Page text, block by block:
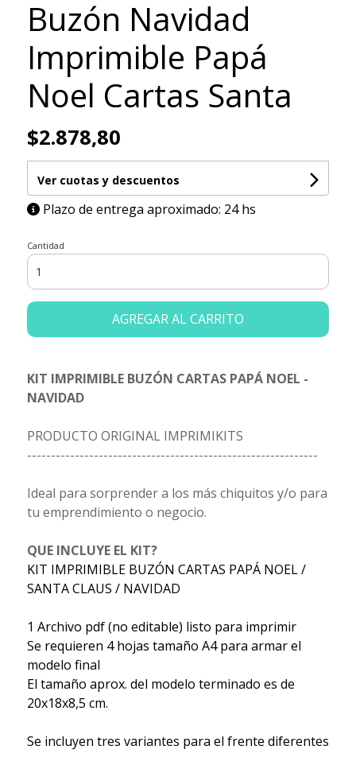
Buzón Navidad
Imprimible Papá
Noel Cartas Santa
$2.878,80
Ver cuotas y descuentos
Plazo de entrega aproximado: 24 hs
Cantidad
AGREGAR AL CARRITO
KIT IMPRIMIBLE BUZÓN CARTAS PAPÁ NOEL -
NAVIDAD
PRODUCTO ORIGINAL IMPRIMIKITS
-------------------------------------------------------------
Ideal para sorprender a los más chiquitos y/o para
tu emprendimiento o negocio.
QUE INCLUYE EL KIT?
KIT IMPRIMIBLE BUZÓN CARTAS PAPÁ NOEL /
SANTA CLAUS / NAVIDAD
1 Archivo pdf (no editable) listo para imprimir
Se requieren 4 hojas tamaño A4 para armar el
modelo final
El tamaño aprox. del modelo terminado es de
20x18x8,5 cm.
Se incluyen tres variantes para el frente diferentes